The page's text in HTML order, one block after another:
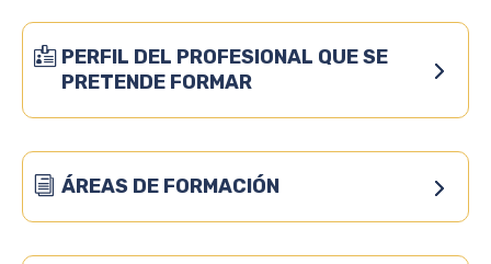
PERFIL DEL PROFESIONAL QUE SE
PRETENDE FORMAR
ÁREAS DE FORMACIÓN